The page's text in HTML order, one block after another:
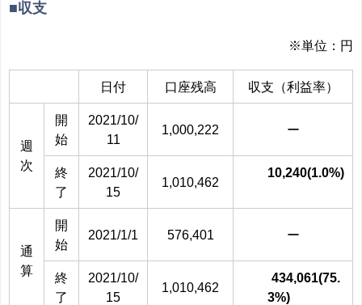
■収支
※単位：円
日付 口座残高 収支（利益率）
週
次
開
始
2021/10/
11
1,000,222 ー
終
了
2021/10/
15
1,010,462
10,240(1.0%)
通
算
開
始
2021/1/1 576,401 ー
終
了
2021/10/
15
1,010,462
434,061(75.
3%)